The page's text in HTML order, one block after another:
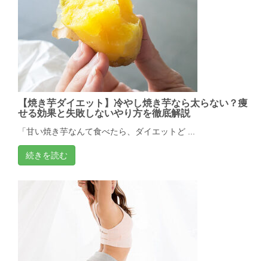
【焼き芋ダイエット】冷やし焼き芋なら太らない？痩
せる効果と失敗しないやり方を徹底解説
「甘い焼き芋なんて食べたら、ダイエットど ...
続きを読む